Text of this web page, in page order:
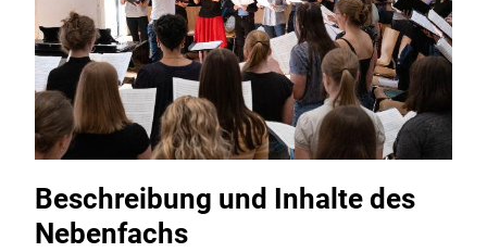
Beschreibung und Inhalte des
Nebenfachs